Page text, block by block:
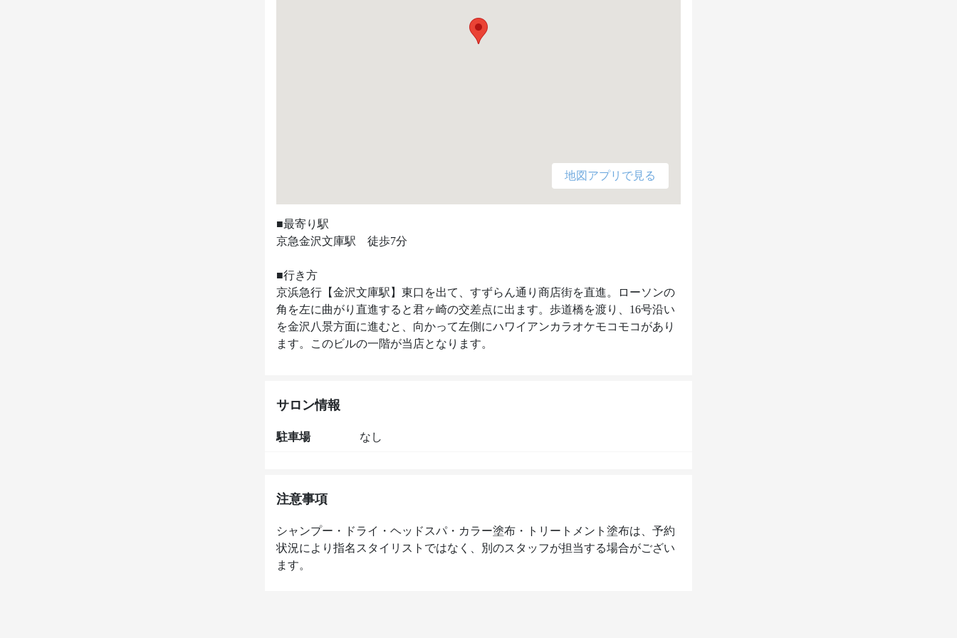
地図アプリで見る
■最寄り駅
京急金沢文庫駅　徒歩7分
■行き方
京浜急行【金沢文庫駅】東口を出て、すずらん通り商店街を直進。ローソンの
角を左に曲がり直進すると君ヶ崎の交差点に出ます。歩道橋を渡り、16号沿い
を金沢八景方面に進むと、向かって左側にハワイアンカラオケモコモコがあり
ます。このビルの一階が当店となります。
サロン情報
駐車場 なし
注意事項
シャンプー・ドライ・ヘッドスパ・カラー塗布・トリートメント塗布は、予約
状況により指名スタイリストではなく、別のスタッフが担当する場合がござい
ます。